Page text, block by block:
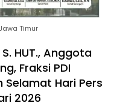
Timur
HUT., Anggota
Fraksi PDI
Selamat Hari Pers
2026